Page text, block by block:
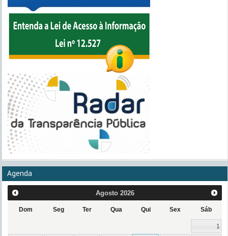
Agenda
Agosto 2026
Dom Seg Ter Qua Qui Sex Sáb
1